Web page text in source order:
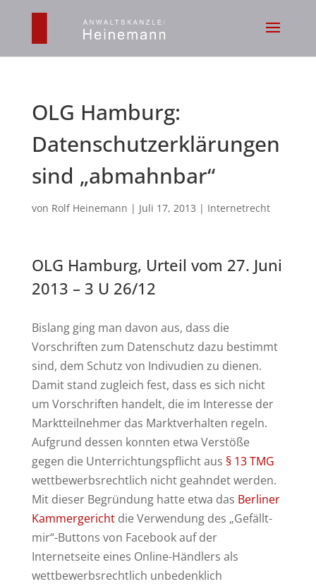
OLG Hamburg:
Datenschutzerklärungen
sind „abmahnbar“
von Rolf Heinemann | Juli 17, 2013 | Internetrecht
OLG Hamburg, Urteil vom 27. Juni
2013 – 3 U 26/12
Bislang ging man davon aus, dass die
Vorschriften zum Datenschutz dazu bestimmt
sind, dem Schutz von Indivudien zu dienen.
Damit stand zugleich fest, dass es sich nicht
um Vorschriften handelt, die im Interesse der
Marktteilnehmer das Marktverhalten regeln.
Aufgrund dessen konnten etwa Verstöße
gegen die Unterrichtungspflicht aus § 13 TMG
wettbewerbsrechtlich nicht geahndet werden.
Mit dieser Begründung hatte etwa das Berliner
Kammergericht die Verwendung des „Gefällt-
mir“-Buttons von Facebook auf der
Internetseite eines Online-Händlers als
wettbewerbsrechtlich unbedenklich